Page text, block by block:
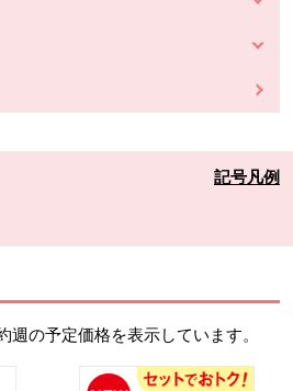
記号凡例
の予定価格を表示しています。